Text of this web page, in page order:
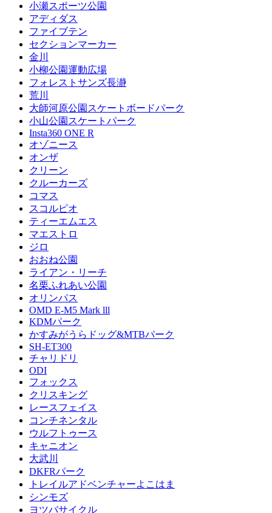
小瀬スポーツ公園
アディダス
ファイブテン
セクションマーカー
金川
小柳公園運動広場
フォレストサンズ長瀞
荒川
大師河原公園スケートボードパーク
小山公園スケートパーク
Insta360 ONE R
オゾニース
オンザ
クリーン
クルーカーズ
コマス
スコルピオ
ティーエムエス
マエストロ
ジロ
おおね公園
ライアン・リーチ
名栗ふれあい公園
オリンパス
OMD E-M5 Mark lll
KDMパーク
かすみがうらドッグ&MTBパーク
SH-ET300
チャリドリ
ODI
フォックス
クリスキング
レースフェイス
コンチネンタル
ウルフトゥース
キャニオン
大武川
DKFRパーク
トレイルアドベンチャーよこはま
シンモズ
ヨツバサイクル